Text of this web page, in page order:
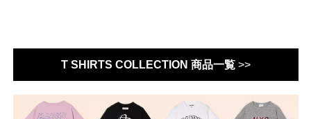
T SHIRTS COLLECTION 商品一覧>>